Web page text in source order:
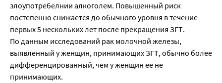
злоупотребелнии алкоголем. Повышенный риск
постепенно снижается до обычного уровня в течение
первых 5 нескольких лет после прекращения ЗГТ.
По данным исследований рак молочной железы,
выявленный у женщин, принимающих ЗГТ, обычно более
дифференцированный, чем у женщин ее не
принимающих.